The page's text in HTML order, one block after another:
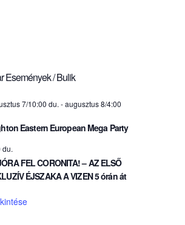
Események / Bulik
7/10:00 du. -augusztus 8/4:00
Eastern European Mega Party
du.
FEL CORONITA! – AZ ELSŐ
ÉJSZAKA A VIZEN 5 órán át